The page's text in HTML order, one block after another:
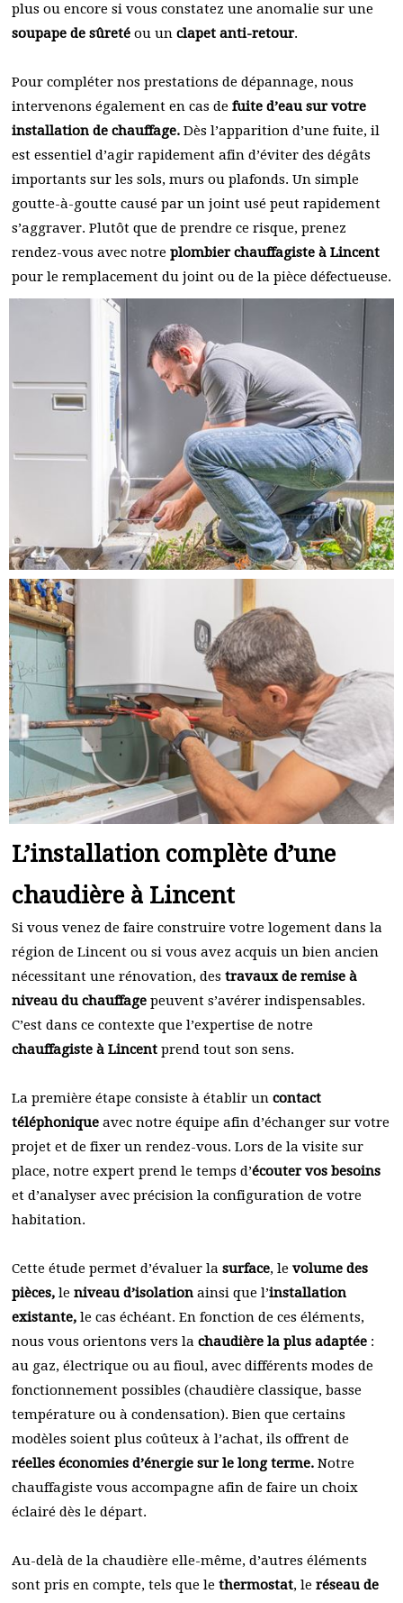
plus ou encore si vous constatez une anomalie sur une
soupape de sûreté ou un clapet anti-retour.
Pour compléter nos prestations de dépannage, nous
intervenons également en cas de fuite d’eau sur votre
installation de chauffage. Dès l’apparition d’une fuite, il
est essentiel d’agir rapidement afin d’éviter des dégâts
importants sur les sols, murs ou plafonds. Un simple
goutte-à-goutte causé par un joint usé peut rapidement
s’aggraver. Plutôt que de prendre ce risque, prenez
rendez-vous avec notre plombier chauffagiste à Lincent
pour le remplacement du joint ou de la pièce défectueuse.
L’installation complète d’une
chaudière à Lincent
Si vous venez de faire construire votre logement dans la
région de Lincent ou si vous avez acquis un bien ancien
nécessitant une rénovation, des travaux de remise à
niveau du chauffage peuvent s’avérer indispensables.
C’est dans ce contexte que l’expertise de notre
chauffagiste à Lincent prend tout son sens.
La première étape consiste à établir un contact
téléphonique avec notre équipe afin d’échanger sur votre
projet et de fixer un rendez-vous. Lors de la visite sur
place, notre expert prend le temps d’écouter vos besoins
et d’analyser avec précision la configuration de votre
habitation.
Cette étude permet d’évaluer la surface, le volume des
pièces, le niveau d’isolation ainsi que l’installation
existante, le cas échéant. En fonction de ces éléments,
nous vous orientons vers la chaudière la plus adaptée :
au gaz, électrique ou au fioul, avec différents modes de
fonctionnement possibles (chaudière classique, basse
température ou à condensation). Bien que certains
modèles soient plus coûteux à l’achat, ils offrent de
réelles économies d’énergie sur le long terme. Notre
chauffagiste vous accompagne afin de faire un choix
éclairé dès le départ.
Au-delà de la chaudière elle-même, d’autres éléments
sont pris en compte, tels que le thermostat, le réseau de